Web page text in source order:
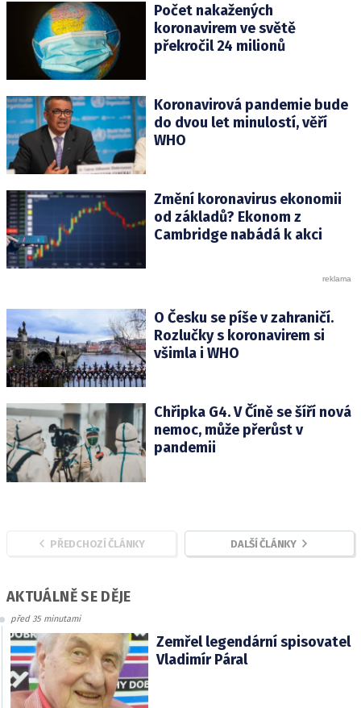
Počet nakažených
koronavirem ve světě
překročil 24 milionů
Koronavirová pandemie bude
do dvou let minulostí, věří
WHO
Změní koronavirus ekonomii
od základů? Ekonom z
Cambridge nabádá k akci
O Česku se píše v zahraničí.
Rozlučky s koronavirem si
všimla i WHO
Chřipka G4. V Číně se šíří nová
nemoc, může přerůst v
pandemii
PŘEDCHOZÍ ČLÁNKY DALŠÍ ČLÁNKY
AKTUÁLNĚ SE DĚJE
před 35 minutami
Zemřel legendární spisovatel
Vladimír Páral